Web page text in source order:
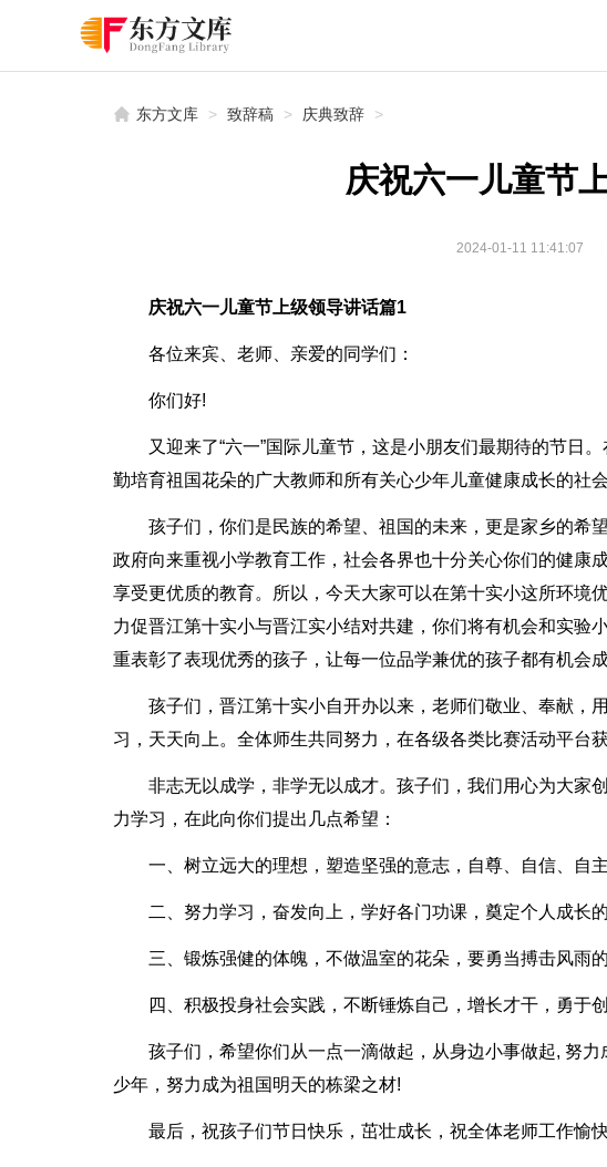
东方文库 > 致辞稿 > 庆典致辞 >
庆祝六一儿童节
2024-01-11 11:41:07
庆祝六一儿童节上级领导讲话篇1
各位来宾、老师、亲爱的同学们：
你们好!
又迎来了“六一”国际儿童节，这是小朋友们最期待的节日
勤培育祖国花朵的广大教师和所有关心少年儿童健康成长的社
孩子们，你们是民族的希望、祖国的未来，更是家乡的希
政府向来重视小学教育工作，社会各界也十分关心你们的健康
享受更优质的教育。所以，今天大家可以在第十实小这所环境
力促晋江第十实小与晋江实小结对共建，你们将有机会和实验
重表彰了表现优秀的孩子，让每一位品学兼优的孩子都有机会
孩子们，晋江第十实小自开办以来，老师们敬业、奉献，
习，天天向上。全体师生共同努力，在各级各类比赛活动平台
非志无以成学，非学无以成才。孩子们，我们用心为大家
力学习，在此向你们提出几点希望：
一、树立远大的理想，塑造坚强的意志，自尊、自信、自
二、努力学习，奋发向上，学好各门功课，奠定个人成长
三、锻炼强健的体魄，不做温室的花朵，要勇当搏击风雨的
四、积极投身社会实践，不断锤炼自己，增长才干，勇于
孩子们，希望你们从一点一滴做起，从身边小事做起, 努
少年，努力成为祖国明天的栋梁之材!
最后，祝孩子们节日快乐，茁壮成长，祝全体老师工作愉